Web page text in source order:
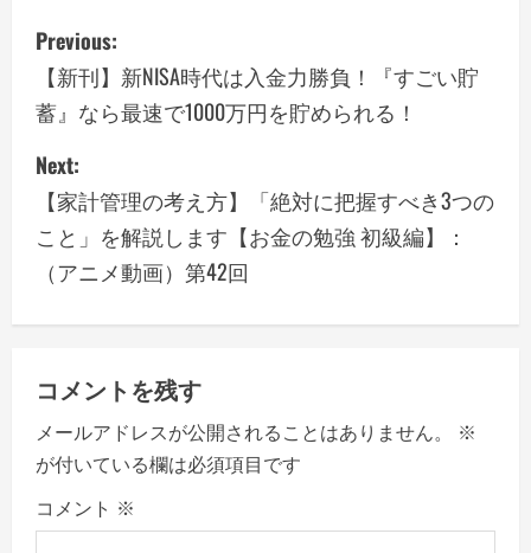
P
o
s
t
n
a
v
i
g
a
t
Previous:
【新刊】新NISA時代は入金力勝負！『すごい貯
蓄』なら最速で1000万円を貯められる！
Next:
【家計管理の考え方】「絶対に把握すべき3つの
こと」を解説します【お金の勉強 初級編】：
（アニメ動画）第42回
コメントを残す
メールアドレスが公開されることはありません。
※
が付いている欄は必須項目です
コメント ※